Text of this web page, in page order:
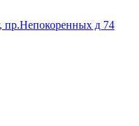
пр.Непокоренных д 74